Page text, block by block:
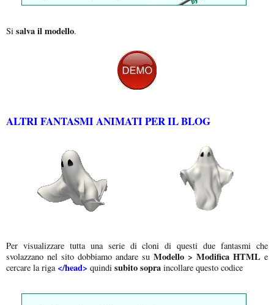
Si salva il modello.
ALTRI FANTASMI ANIMATI PER IL BLOG
Per visualizzare tutta una serie di cloni di questi due fantasmi che
svolazzano nel sito dobbiamo andare su Modello > Modifica HTML e
cercare la riga </head> quindi subito sopra incollare questo codice